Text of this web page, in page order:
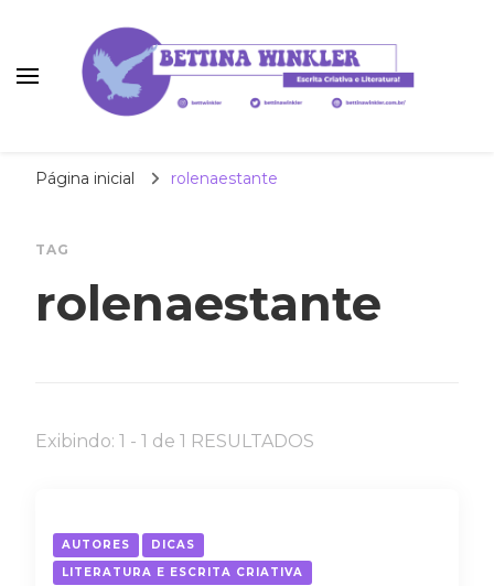
Página inicial rolenaestante
TAG
rolenaestante
Exibindo: 1 - 1 de 1 RESULTADOS
AUTORES
DICAS
LITERATURA E ESCRITA CRIATIVA